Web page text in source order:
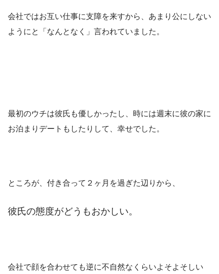
会社ではお互い仕事に支障を来すから、あまり公にしない
ようにと「なんとなく」言われていました。
最初のウチは彼氏も優しかったし、時には週末に彼の家に
お泊まりデートもしたりして、幸せでした。
ところが、付き合って２ヶ月を過ぎた辺りから、
彼氏の態度がどうもおかしい。
会社で顔を合わせても逆に不自然なくらいよそよそしい